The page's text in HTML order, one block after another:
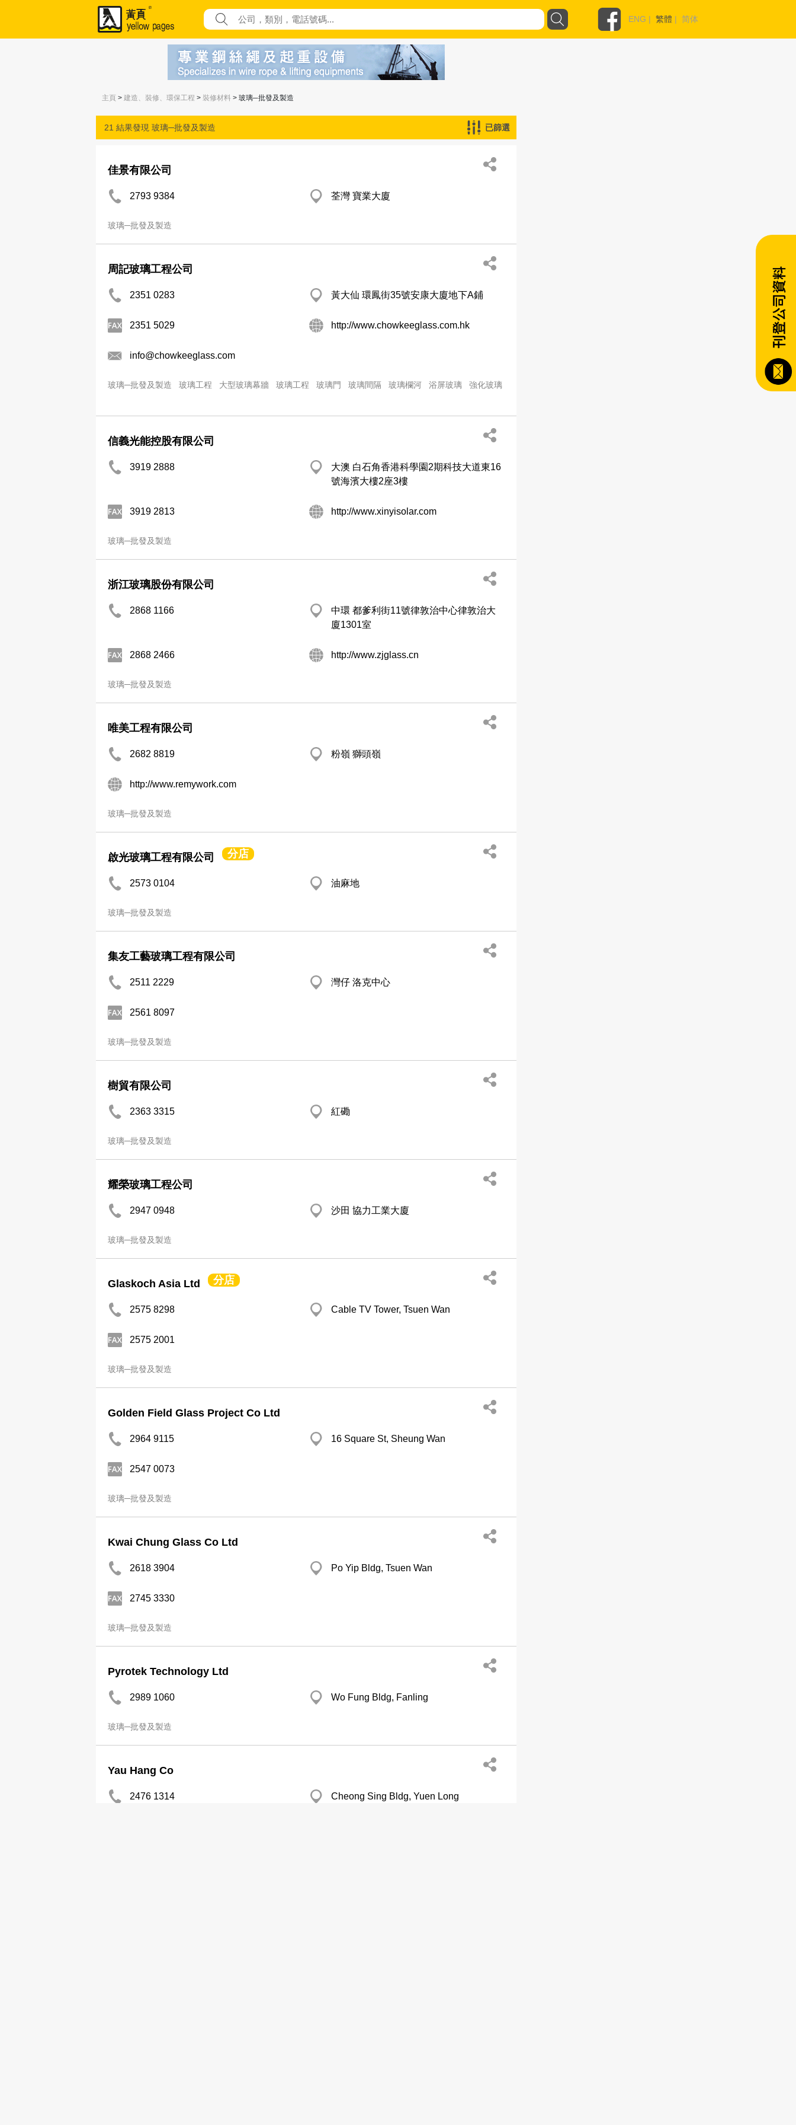
ENG | 繁體 | 简体
主頁 > 建造、裝修、環保工程 > 裝修材料 > 玻璃─批發及製造
21 結果發現 玻璃─批發及製造 已篩選
佳景有限公司
2793 9384 荃灣 寶業大廈
玻璃─批發及製造
周記玻璃工程公司
2351 0283 黃大仙 環鳳街35號安康大廈地下A鋪
2351 5029 http://www.chowkeeglass.com.hk
info@chowkeeglass.com
玻璃─批發及製造 玻璃工程 大型玻璃幕牆 玻璃工程 玻璃門 玻璃間隔 玻璃欄河 浴屏玻璃 強化玻璃
信義光能控股有限公司
3919 2888
大澳 白石角香港科學園2期科技大道東16
號海濱大樓2座3樓
3919 2813 http://www.xinyisolar.com
玻璃─批發及製造
浙江玻璃股份有限公司
2868 1166
中環 都爹利街11號律敦治中心律敦治大
廈1301室
2868 2466 http://www.zjglass.cn
玻璃─批發及製造
唯美工程有限公司
2682 8819 粉嶺 獅頭嶺
http://www.remywork.com
玻璃─批發及製造
啟光玻璃工程有限公司 分店
2573 0104 油麻地
玻璃─批發及製造
集友工藝玻璃工程有限公司
2511 2229 灣仔 洛克中心
2561 8097
玻璃─批發及製造
樹貿有限公司
2363 3315 紅磡
玻璃─批發及製造
耀榮玻璃工程公司
2947 0948 沙田 協力工業大廈
玻璃─批發及製造
Glaskoch Asia Ltd 分店
2575 8298 Cable TV Tower, Tsuen Wan
2575 2001
玻璃─批發及製造
Golden Field Glass Project Co Ltd
2964 9115 16 Square St, Sheung Wan
2547 0073
玻璃─批發及製造
Kwai Chung Glass Co Ltd
2618 3904 Po Yip Bldg, Tsuen Wan
2745 3330
玻璃─批發及製造
Pyrotek Technology Ltd
2989 1060 Wo Fung Bldg, Fanling
玻璃─批發及製造
Yau Hang Co
2476 1314 Cheong Sing Bldg, Yuen Long